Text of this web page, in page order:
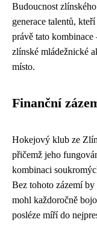
Budoucnost
generace talentů,
právě tato kombinace
zlínské mládežnické
místo.
Finanční
Hokejový klub ze
přičemž jeho
kombinaci
Bez tohoto zázemí
mohl každoročně
posléze míří do